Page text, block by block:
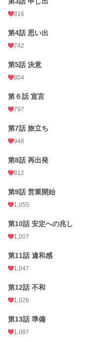
初回公開日時
初回完結日時 2026.05.05 15:33
週間ポイント
月間ポイント
累計ポイント
816
第4話 思い出
742
第5話 決意
804
第６話 宣言
797
第7話 旅立ち
948
第8話 再出発
812
第9話 営業開始
1,055
第10話 安定への兆し
1,007
第11話 違和感
1,047
第12話 不和
1,026
第13話 準備
1,087